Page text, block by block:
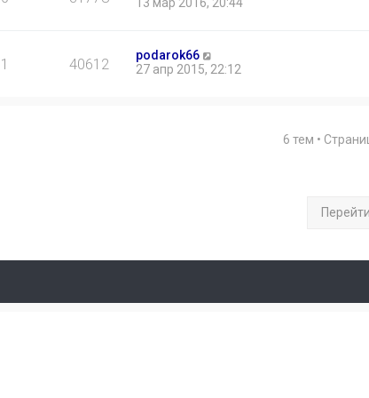
1 40612
podarok66
27 апр 2015, 22:12
6 тем •
Перейти